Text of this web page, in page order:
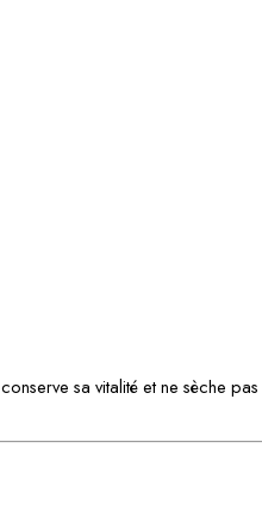
sa vitalité et ne sèche